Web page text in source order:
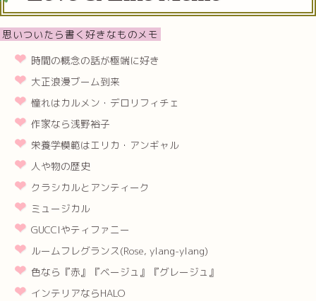
思いついたら書く好きなものメモ
時間の概念の話が極端に好き
大正浪漫ブーム到来
憧れはカルメン・デロリフィチェ
作家なら浅野裕子
栄養学模範はエリカ・アンギャル
人や物の歴史
クラシカルとアンティーク
ミュージカル
GUCCIやティファニー
ルームフレグランス(Rose, ylang-ylang)
色なら『赤』『ベージュ』『グレージュ』
インテリアならHALO